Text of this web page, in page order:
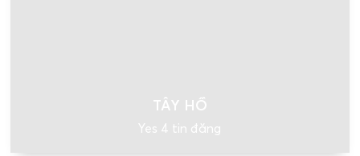
TÂY HỒ
Yes 4 tin đăng